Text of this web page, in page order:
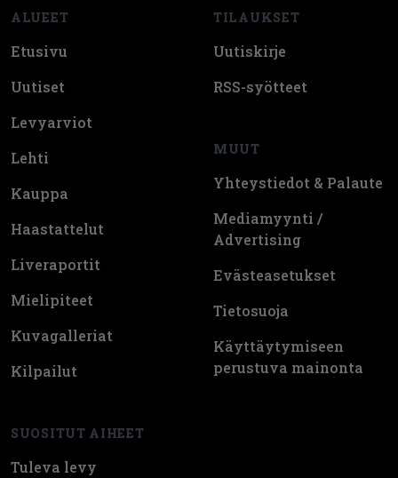
ALUEET
Etusivu
Uutiset
Levyarviot
Lehti
Kauppa
Haastattelut
Liveraportit
Mielipiteet
Kuvagalleriat
Kilpailut
SUOSITUT AIHEET
Tuleva levy
TILAUKSET
Uutiskirje
RSS-syötteet
MUUT
Yhteystiedot & Palaute
Mediamyynti /
Advertising
Evästeasetukset
Tietosuoja
Käyttäytymiseen
perustuva mainonta